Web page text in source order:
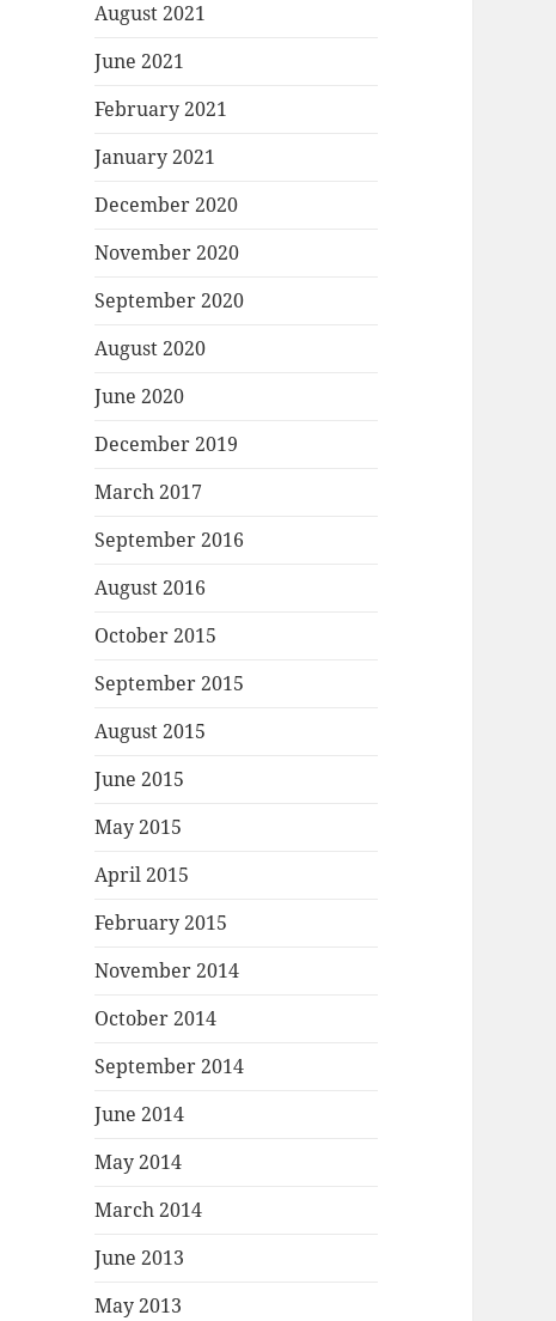
August 2021
June 2021
February 2021
January 2021
December 2020
November 2020
September 2020
August 2020
June 2020
December 2019
March 2017
September 2016
August 2016
October 2015
September 2015
August 2015
June 2015
May 2015
April 2015
February 2015
November 2014
October 2014
September 2014
June 2014
May 2014
March 2014
June 2013
May 2013